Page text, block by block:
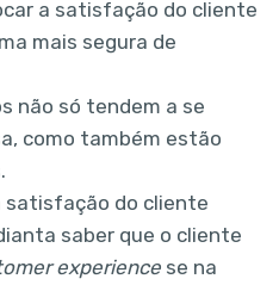
a satisfação do cliente
mais segura de
não só tendem a se
como também estão
satisfação do cliente
saber que o cliente
experiencese na